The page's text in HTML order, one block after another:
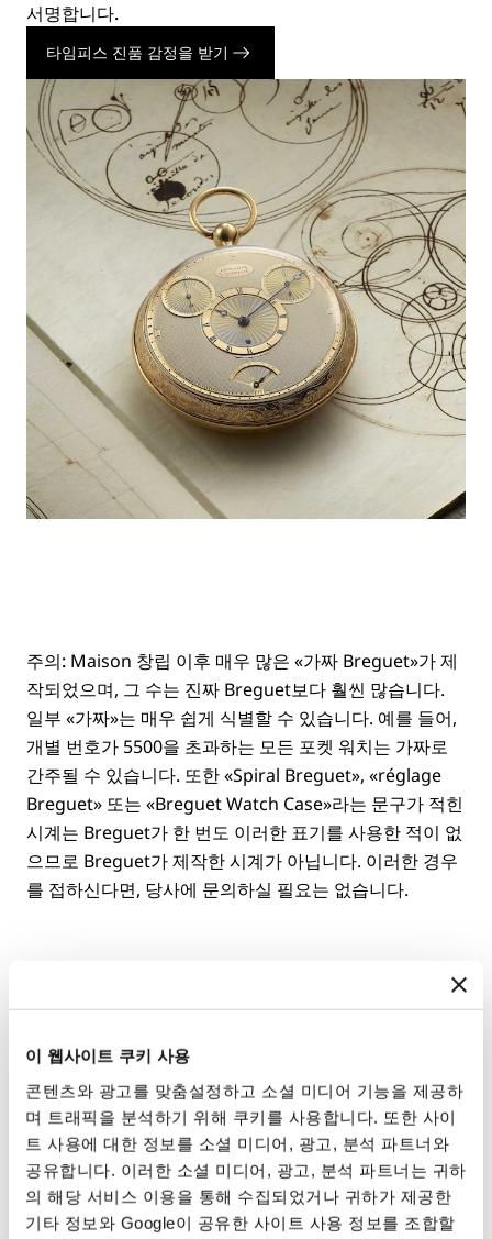
이 웹사이트 쿠키 사용
콘텐츠와 광고를 맞춤설정하고 소셜 미디어 기능을 제공하
며 트래픽을 분석하기 위해 쿠키를 사용합니다. 또한 사이
트 사용에 대한 정보를 소셜 미디어, 광고, 분석 파트너와
공유합니다. 이러한 소셜 미디어, 광고, 분석 파트너는 귀하
의 해당 서비스 이용을 통해 수집되었거나 귀하가 제공한
기타 정보와 Google이 공유한 사이트 사용 정보를 조합할
서명합니다.
타임피스 진품 감정을 받기
주의: Maison 창립 이후 매우 많은 «가짜 Breguet»가 제
작되었으며, 그 수는 진짜 Breguet보다 훨씬 많습니다.
일부 «가짜»는 매우 쉽게 식별할 수 있습니다. 예를 들어,
개별 번호가 5500을 초과하는 모든 포켓 워치는 가짜로
간주될 수 있습니다. 또한 «Spiral Breguet», «réglage
Breguet» 또는 «Breguet Watch Case»라는 문구가 적힌
시계는 Breguet가 한 번도 이러한 표기를 사용한 적이 없
으므로 Breguet가 제작한 시계가 아닙니다. 이러한 경우
를 접하신다면, 당사에 문의하실 필요는 없습니다.
Breguet 등록부
Breguet 타임피스를 구매하시면 고객님의 이름을
Breguet 등록부에 기재하실 수 있습니다. 이 판매 등록부
는 Maison이 18세기 말부터 보관해 왔으며 파리 Place
Vendôme에 보존되어 있습니다. 역사적인 기록에는
Marie-Antoinette와 Napoleon Bonaparte와 같은 이름
이 포함되어 있습니다. 현대의 등록은 최대한의 신중함으